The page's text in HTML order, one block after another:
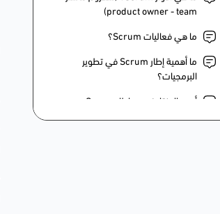
product owner - team)
ما هي فعاليات Scrum؟
ما أهمية إطار Scrum في تطوير
البرمجيات؟
أوجه الاختلاف بين إطار Scrum